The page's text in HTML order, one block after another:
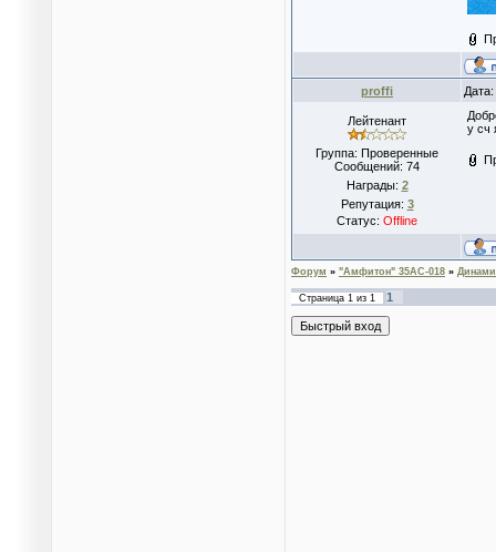
proffi
Лейтенант
Группа: Проверенные
Сообщений: 74
Награды: 2
Репутация: 3
Статус: Offline
у сч
Форум » "Амфитон" 35АС-018 »
Страница 1 из 1 1